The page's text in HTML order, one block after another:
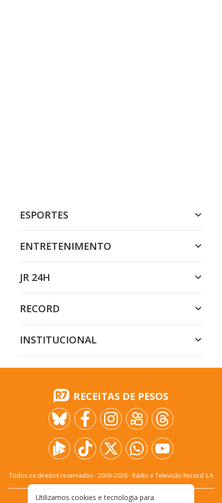
ESPORTES
ENTRETENIMENTO
JR 24H
RECORD
INSTITUCIONAL
RECEITAS DE PESOS
Todos os direitos reservados - 2009-2026- Rádio e Televisão Record S.A
Utilizamos cookies e tecnologia para